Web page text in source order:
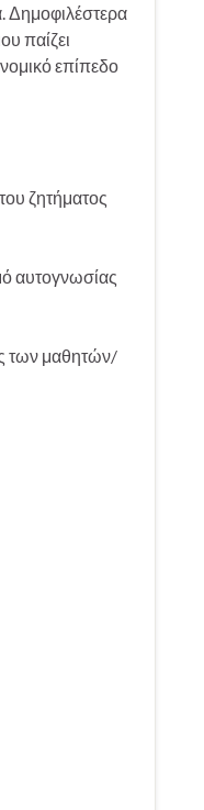
Δημοφιλέστερα
παίζει
επίπεδο
ζητήματος
αυτογνωσίας
των μαθητών/